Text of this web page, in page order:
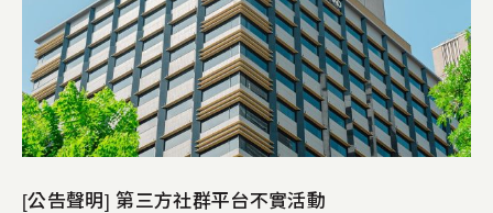
[公告聲明] 第三方社群平台不實活動